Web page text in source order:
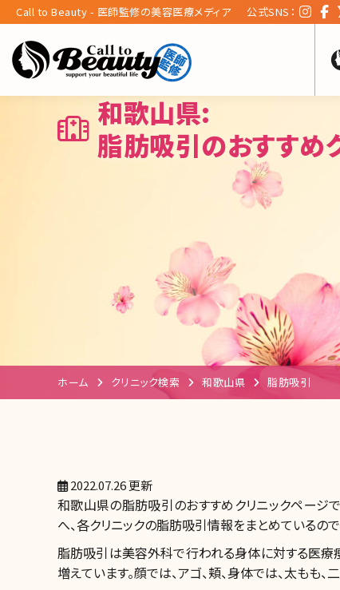
Call to Beauty - 医師監修の美容医療メディア 公式SNS：
和歌山県:
脂肪吸引のおすすめ
ホーム クリニック検索 和歌山県 脂肪吸引
2022.07.26 更新
和歌山県の脂肪吸引のおすすめクリニックページ
へ、各クリニックの脂肪吸引情報をまとめているので
脂肪吸引は美容外科で行われる身体に対する医療
増えています。顔では、アゴ、頬、身体では、太もも